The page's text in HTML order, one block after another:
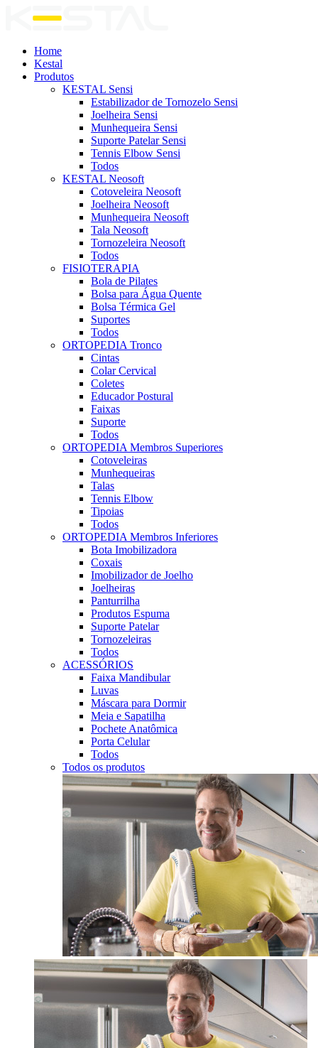
Home
Kestal
Produtos
KESTAL Sensi
Estabilizador de Tornozelo Sensi
Joelheira Sensi
Munhequeira Sensi
Suporte Patelar Sensi
Tennis Elbow Sensi
Todos
KESTAL Neosoft
Cotoveleira Neosoft
Joelheira Neosoft
Munhequeira Neosoft
Tala Neosoft
Tornozeleira Neosoft
Todos
FISIOTERAPIA
Bola de Pilates
Bolsa para Água Quente
Bolsa Térmica Gel
Suportes
Todos
ORTOPEDIA Tronco
Cintas
Colar Cervical
Coletes
Educador Postural
Faixas
Suporte
Todos
ORTOPEDIA Membros Superiores
Cotoveleiras
Munhequeiras
Talas
Tennis Elbow
Tipoias
Todos
ORTOPEDIA Membros Inferiores
Bota Imobilizadora
Coxais
Imobilizador de Joelho
Joelheiras
Panturrilha
Produtos Espuma
Suporte Patelar
Tornozeleiras
Todos
ACESSÓRIOS
Faixa Mandibular
Luvas
Máscara para Dormir
Meia e Sapatilha
Pochete Anatômica
Porta Celular
Todos
Todos os produtos